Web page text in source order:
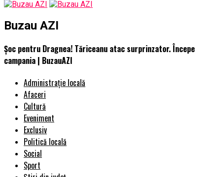
Buzau AZI
Șoc pentru Dragnea! Tăriceanu atac surprinzator. Începe
campania | BuzauAZI
Administrație locală
Afaceri
Cultură
Eveniment
Exclusiv
Politică locală
Social
Sport